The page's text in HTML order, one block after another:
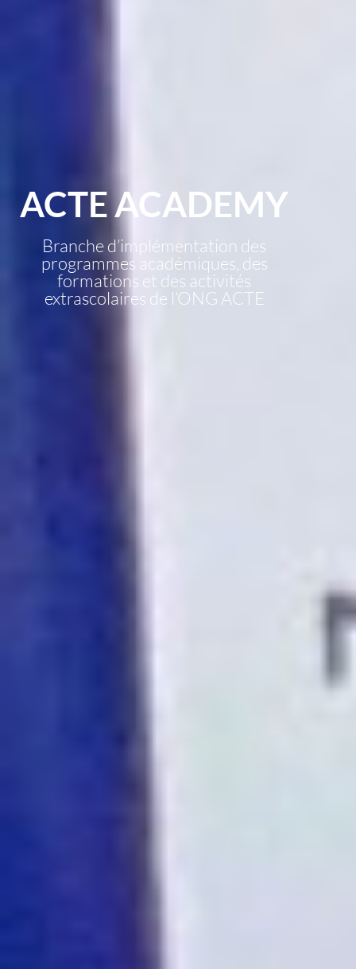
ACTE ACADEMY
Branche d’implémentation des
programmes académiques, des
formations et des activités
extrascolaires de l’ONG ACTE